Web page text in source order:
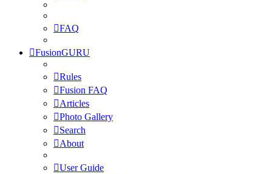
FAQ
FusionGURU
Rules
Fusion FAQ
Articles
Photo Gallery
Search
About
User Guide